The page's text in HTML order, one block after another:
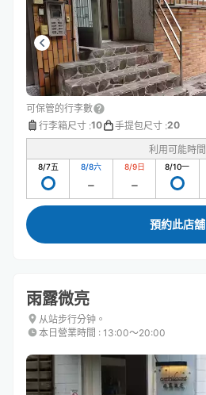
可保管的行李數
行李箱尺寸 :10 手提包尺寸 :20
利用可能時間
8/7五 8/8六 8/9日 8/10一
預約此店舖
雨露微亮
从站步行分钟。
本日營業時間 : 13:00〜20:00